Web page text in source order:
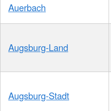
Auerbach
Augsburg-Land
Augsburg-Stadt